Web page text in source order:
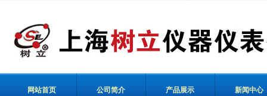
网站首页 公司简介 产品展示 新闻中心